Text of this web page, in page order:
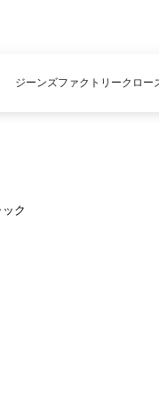
ジーンズファクトリークロー
ク